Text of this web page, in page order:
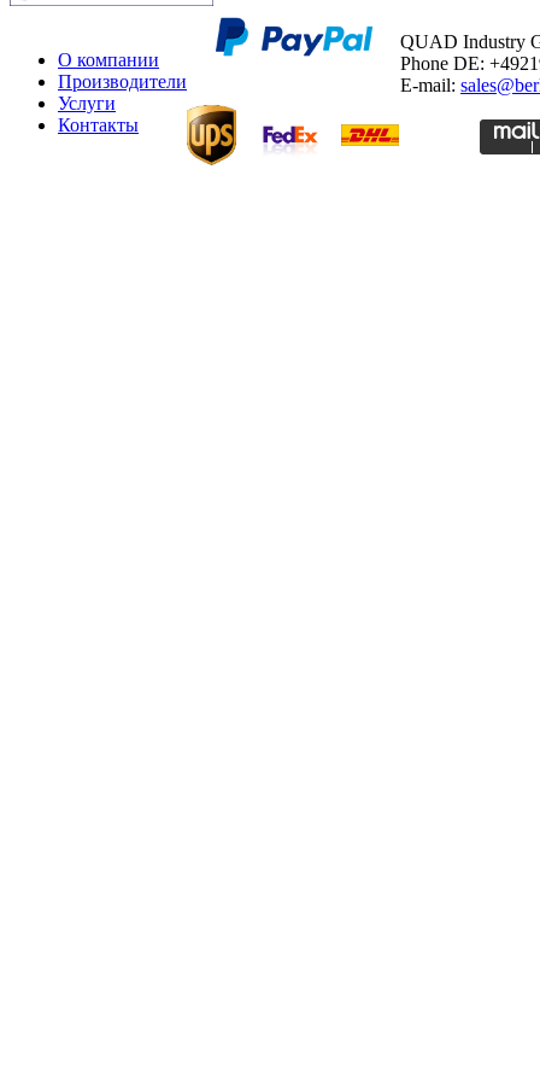
О компании
Производители
Услуги
Контакты
QUAD Industry
Phone DE:
E-mail: